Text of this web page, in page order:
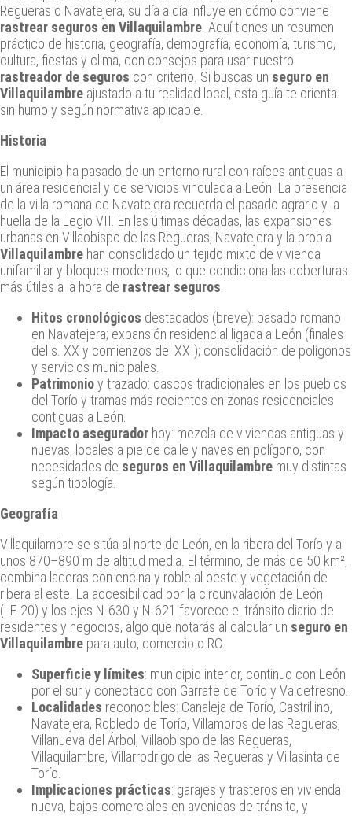
Regueras o Navatejera, su día a día influye en cómo conviene
rastrear seguros en Villaquilambre . Aquí tienes un resumen
práctico de historia, geografía, demografía, economía, turismo,
cultura, fiestas y clima, con consejos para usar nuestro
rastreador de seguros con criterio. Si buscas un seguro en
Villaquilambre ajustado a tu realidad local, esta guía te orienta
sin humo y según normativa aplicable.
Historia
El municipio ha pasado de un entorno rural con raíces antiguas a
un área residencial y de servicios vinculada a León. La presencia
de la villa romana de Navatejera recuerda el pasado agrario y la
huella de la Legio VII. En las últimas décadas, las expansiones
urbanas en Villaobispo de las Regueras, Navatejera y la propia
Villaquilambre han consolidado un tejido mixto de vivienda
unifamiliar y bloques modernos, lo que condiciona las coberturas
más útiles a la hora de rastrear seguros
Hitos cronológicos destacados (breve): pasado romano
en Navatejera; expansión residencial ligada a León (finales
del s. XX y comienzos del XXI); consolidación de polígonos
y servicios municipales.
Patrimonioy trazado: cascos tradicionales en los pueblos
del Torío y tramas más recientes en zonas residenciales
contiguas a León.
Impacto asegurador hoy: mezcla de viviendas antiguas y
nuevas, locales a pie de calle y naves en polígono, con
necesidades de seguros en Villaquilambre muy distintas
según tipología.
Geografía
Villaquilambre se sitúa al norte de León, en la ribera del Torío y a
unos 870–890 m de altitud media. El término, de más de 50 km²,
combina laderas con encina y roble al oeste y vegetación de
ribera al este. La accesibilidad por la circunvalación de León
(LE‑20) y los ejes N‑630 y N‑621 favorece el tránsito diario de
residentes y negocios, algo que notarás al calcular un seguro en
Villaquilambre para auto, comercio o RC.
Superficie y límites: municipio interior, continuo con León
por el sur y conectado con Garrafe de Torío y Valdefresno.
Localidades reconocibles: Canaleja de Torío, Castrillino,
Navatejera, Robledo de Torío, Villamoros de las Regueras,
Villanueva del Árbol, Villaobispo de las Regueras,
Villaquilambre, Villarrodrigo de las Regueras y Villasinta de
Torío.
Implicaciones prácticas: garajes y trasteros en vivienda
nueva, bajos comerciales en avenidas de tránsito, y